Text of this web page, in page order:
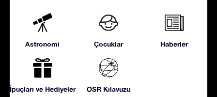
Astronomi Çocuklar Haberler
İpuçları ve Hediyeler OSR Kılavuzu